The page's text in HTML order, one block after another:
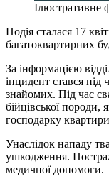
Ілюстративне
Подія сталася 17
багатоквартирних
За інформацією
інцидент стався під
знайомих. Під час
бійцівської
господарку
Унаслідок нападу
ушкодження.
медичної допомоги.